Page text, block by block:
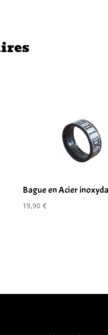
Bague en Acier
19,90€